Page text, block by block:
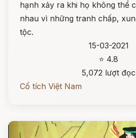
hạnh xảy ra khi họ không thể
nhau vì những tranh chấp,
tộc.
15-03-2021
⭐ 4.8
5,072 lượt đọc
Cổ tích Việt Nam